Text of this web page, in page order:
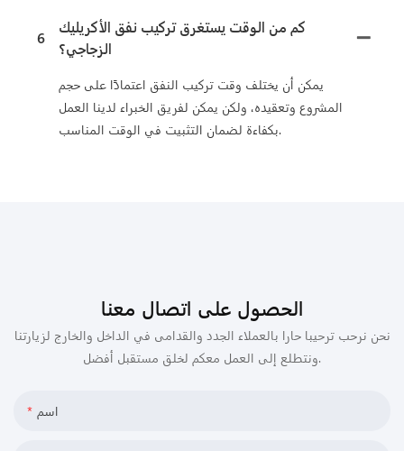
6
كم من الوقت يستغرق تركيب نفق الأكريليك
الزجاجي؟
يمكن أن يختلف وقت تركيب النفق اعتمادًا على حجم
المشروع وتعقيده، ولكن يمكن لفريق الخبراء لدينا العمل
بكفاءة لضمان التثبيت في الوقت المناسب.
الحصول على اتصال معنا
نحن نرحب ترحيبا حارا بالعملاء الجدد والقدامى في الداخل والخارج لزيارتنا
ونتطلع إلى العمل معكم لخلق مستقبل أفضل.
اسم